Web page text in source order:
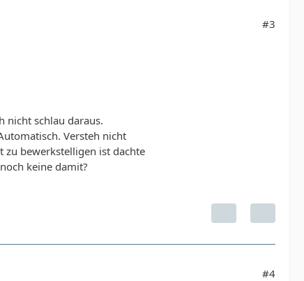
#3
nicht schlau daraus.
Versteh nicht
bewerkstelligen ist dachte
keine damit?
#4